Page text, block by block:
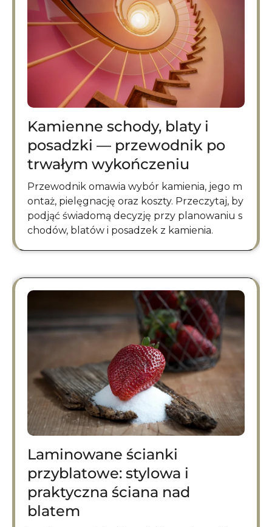
Kamienne schody, blaty i
posadzki — przewodnik po
trwałym wykończeniu
Przewodnik omawia wybór kamienia, jego m
ontaż, pielęgnację oraz koszty. Przeczytaj, by
podjąć świadomą decyzję przy planowaniu s
chodów, blatów i posadzek z kamienia.
Laminowane ścianki
przyblatowe: stylowa i
praktyczna ściana nad
blatem